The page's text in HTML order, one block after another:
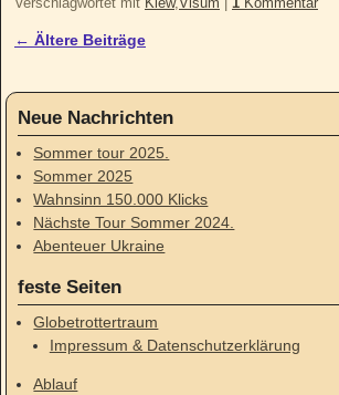
Artikelnavigation
← Ältere Beiträge
Neue Nachrichten
Sommer tour 2025.
Sommer 2025
Wahnsinn 150.000 Klicks
Nächste Tour Sommer 2024.
Abenteuer Ukraine
feste Seiten
Globetrottertraum
Impressum & Datenschutzerklärung
Ablauf